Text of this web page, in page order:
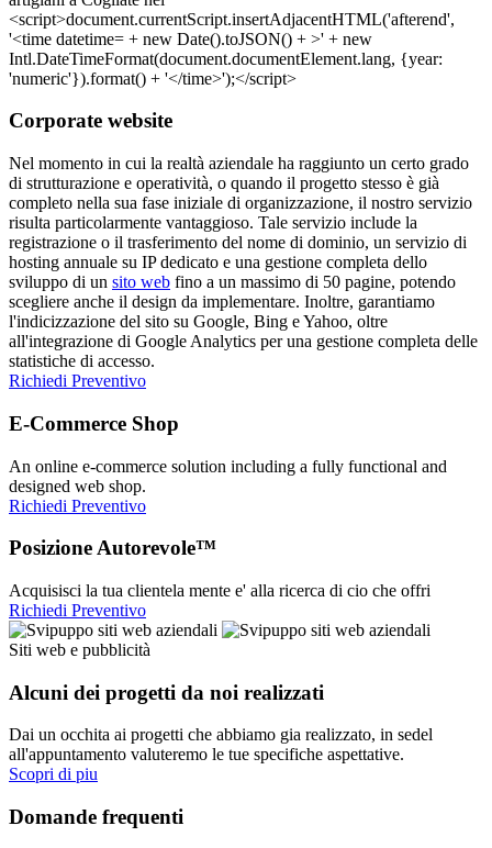
Corporate website
Nel momento in cui la realtà aziendale ha raggiunto un certo grado
di strutturazione e operatività, o quando il progetto stesso è già
completo nella sua fase iniziale di organizzazione, il nostro servizio
risulta particolarmente vantaggioso. Tale servizio include la
registrazione o il trasferimento del nome di dominio, un servizio di
hosting annuale su IP dedicato e una gestione completa dello
sviluppo di un sito web fino a un massimo di 50 pagine, potendo
scegliere anche il design da implementare. Inoltre, garantiamo
l'indicizzazione del sito su Google, Bing e Yahoo, oltre
all'integrazione di Google Analytics per una gestione completa delle
statistiche di accesso.
Richiedi Preventivo
E-Commerce Shop
An online e-commerce solution including a fully functional and
designed web shop.
Richiedi Preventivo
Posizione Autorevole™
Acquisisci la tua clientela mente e' alla ricerca di cio che offri
Richiedi Preventivo
Siti web e pubblicità
Alcuni dei progetti da noi realizzati
Dai un occhita ai progetti che abbiamo gia realizzato, in sedel
all'appuntamento valuteremo le tue specifiche aspettative.
Scopri di piu
Domande frequenti